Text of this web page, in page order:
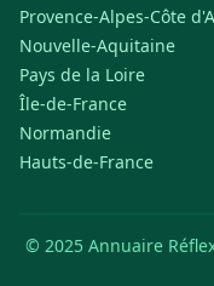
Provence-Alpes-Côte
Nouvelle-Aquitaine
Pays de la Loire
Île-de-France
Normandie
Hauts-de-France
© 2025 Annuaire